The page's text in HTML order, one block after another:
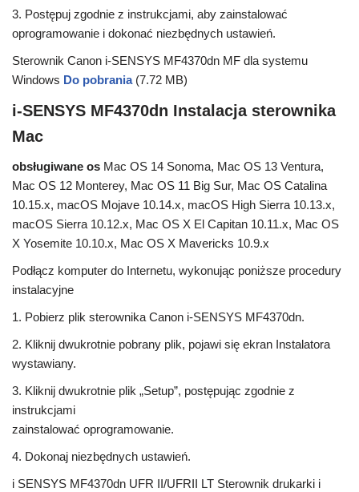
3. Postępuj zgodnie z instrukcjami, aby zainstalować
oprogramowanie i dokonać niezbędnych ustawień.
Sterownik Canon i-SENSYS MF4370dn MF dla systemu
Windows Do pobrania (7.72 MB)
i-SENSYS MF4370dn Instalacja sterownika
Mac
obsługiwane os Mac OS 14 Sonoma, Mac OS 13 Ventura,
Mac OS 12 Monterey, Mac OS 11 Big Sur, Mac OS Catalina
10.15.x, macOS Mojave 10.14.x, macOS High Sierra 10.13.x,
macOS Sierra 10.12.x, Mac OS X El Capitan 10.11.x, Mac OS
X Yosemite 10.10.x, Mac OS X Mavericks 10.9.x
Podłącz komputer do Internetu, wykonując poniższe procedury
instalacyjne
1. Pobierz plik sterownika Canon i-SENSYS MF4370dn.
2. Kliknij dwukrotnie pobrany plik, pojawi się ekran Instalatora
wystawiany.
3. Kliknij dwukrotnie plik „Setup”, postępując zgodnie z
instrukcjami
zainstalować oprogramowanie.
4. Dokonaj niezbędnych ustawień.
i SENSYS MF4370dn UFR II/UFRII LT Sterownik drukarki i